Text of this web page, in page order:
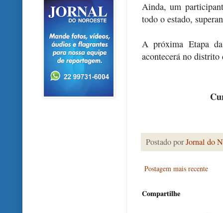
Ainda, um
todo o estado,
A próxima Etapa
acontecerá no distrito
Postado porJornal do
Postagem mais recente
Compartilhe